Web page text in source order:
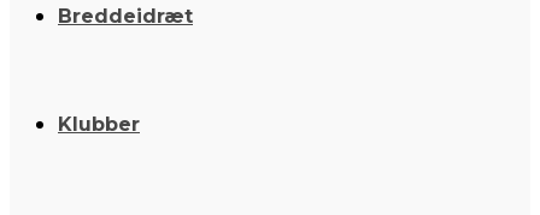
Breddeidræt
Klubber